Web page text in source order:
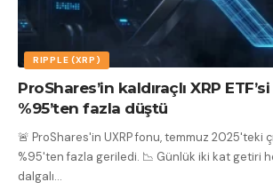
RIPPLE (XRP)
ProShares’in kaldıraçlı XRP
%95’ten fazla düştü
🚨 ProShares'in UXRP fonu, temmuz 2025'teki
%95'ten fazla geriledi. 📉 Günlük iki kat getiri
dalgalı…